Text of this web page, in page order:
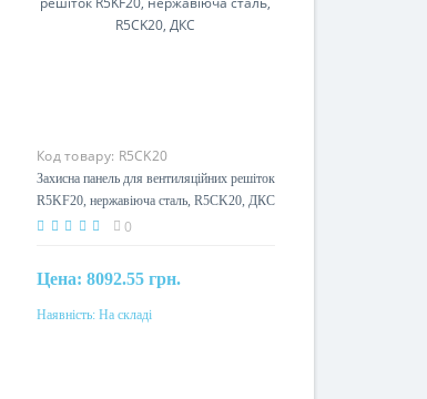
Код товару: R5CK20
Захисна панель для вентиляційних решіток
R5KF20, нержавіюча сталь, R5CK20, ДКС
0
Цена: 8092.55 грн.
Купити
Наявність: На складі